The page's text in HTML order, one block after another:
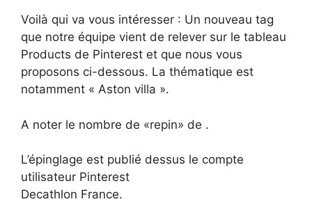
Voilà qui va vous intéresser : Un nouveau tag
que notre équipe vient de relever sur le tableau
Products de Pinterest et que nous vous
proposons ci-dessous. La thématique est
notamment « Aston villa ».
A noter le nombre de «repin» de .
L’épinglage est publié dessus le compte
utilisateur Pinterest
Decathlon France.